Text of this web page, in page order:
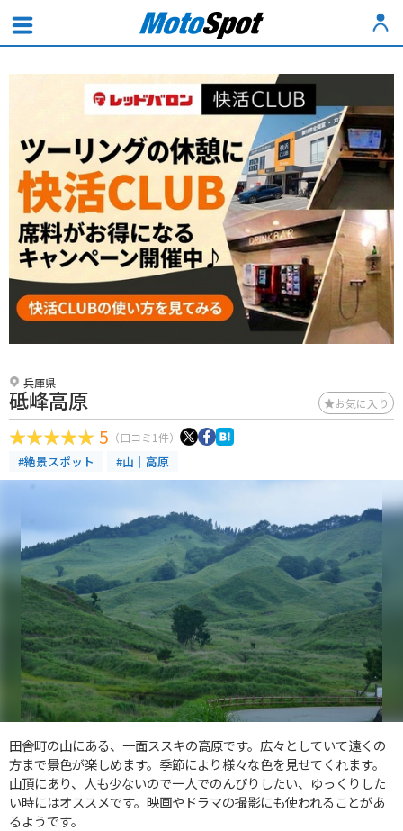
兵庫県
砥峰高原 お気に入り
5 （口コミ1件）
#絶景スポット #山｜高原
田舎町の山にある、一面ススキの高原です。広々としていて遠くの
方まで景色が楽しめます。季節により様々な色を見せてくれます。
山頂にあり、人も少ないので一人でのんびりしたい、ゆっくりした
い時にはオススメです。映画やドラマの撮影にも使われることがあ
るようです。